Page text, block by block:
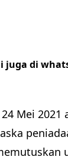
di
Mei 2021